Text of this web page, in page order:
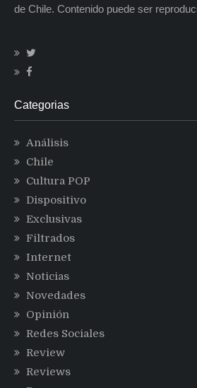
de Chile. Contenido puede ser
Categorias
Análisis
Chile
Cultura POP
Dispositivo
Exclusivas
Filtrados
Internet
Noticias
Novedades
Opinión
Redes Sociales
Review
Reviews